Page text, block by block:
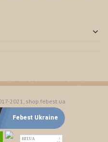
2021, shop.febest.ua
Febest Ukraine
HIT.UA
1